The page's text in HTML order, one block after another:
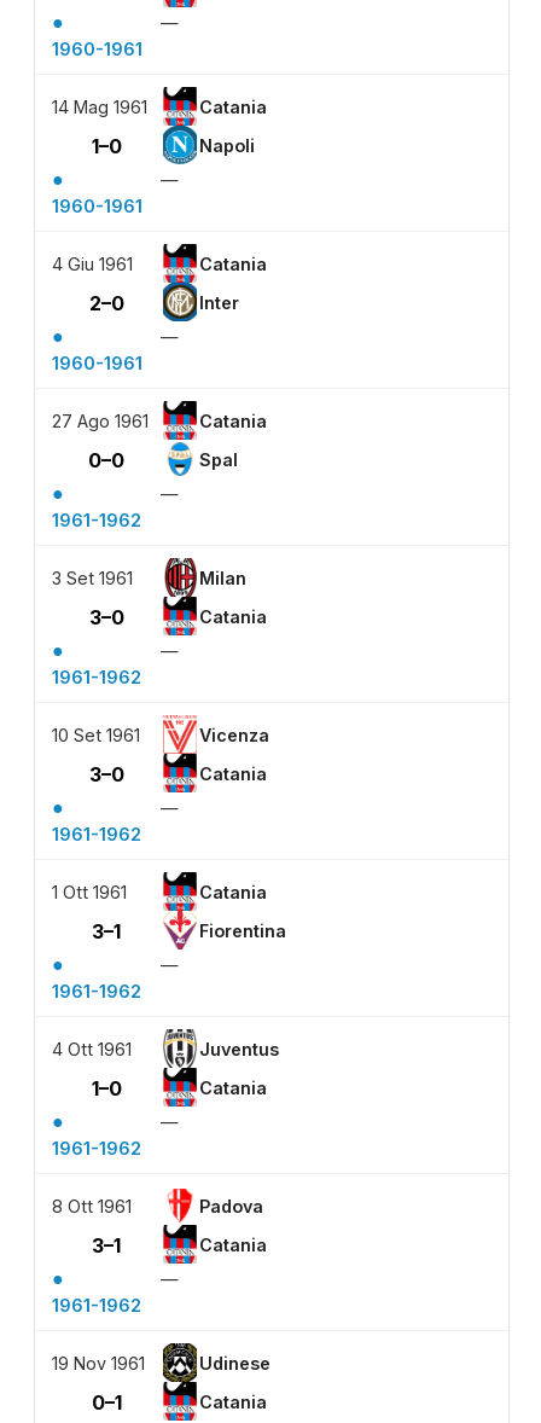
●
—
1960-1961
14 Mag 1961 Catania
1–0 Napoli
●
—
1960-1961
4 Giu 1961 Catania
2–0 Inter
●
—
1960-1961
27 Ago 1961 Catania
0–0 Spal
●
—
1961-1962
3 Set 1961 Milan
3–0 Catania
●
—
1961-1962
10 Set 1961 Vicenza
3–0 Catania
●
—
1961-1962
1 Ott 1961 Catania
3–1 Fiorentina
●
—
1961-1962
4 Ott 1961 Juventus
1–0 Catania
●
—
1961-1962
8 Ott 1961 Padova
3–1 Catania
●
—
1961-1962
19 Nov 1961 Udinese
0–1 Catania